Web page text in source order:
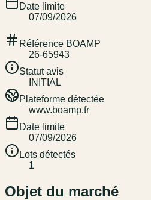
Date limite
07/09/2026
Référence BOAMP
26-65943
Statut avis
INITIAL
Plateforme détectée
www.boamp.fr
Date limite
07/09/2026
Lots détectés
1
Objet du marché